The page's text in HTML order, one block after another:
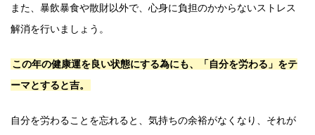
また、暴飲暴食や散財以外で、心身に負担のかからないストレス
解消を行いましょう。
この年の健康運を良い状態にする為にも、「自分を労わる」をテ
ーマとすると吉。
自分を労わることを忘れると、気持ちの余裕がなくなり、それが